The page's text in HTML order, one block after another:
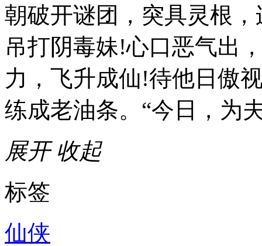
朝破开谜团，突具灵根
吊打阴毒妹!心口恶气出
力，飞升成仙!待他日傲
练成老油条。“今日，
展开 收起
标签
仙侠